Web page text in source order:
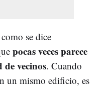
se dice
pocas veces parece
vecinos. Cuando
un mismo edificio, es